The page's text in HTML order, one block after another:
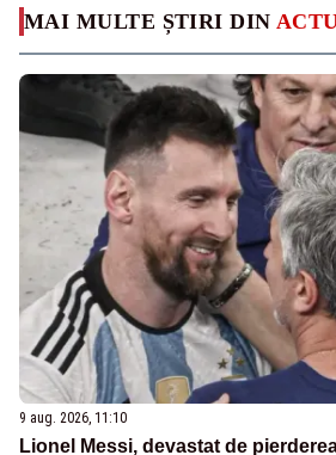
MAI MULTE ȘTIRI DIN
9 aug. 2026, 11:10
Lionel Messi, devastat de